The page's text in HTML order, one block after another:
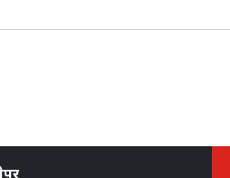
के लिए चेतावनी जारी, कभी भी खुल